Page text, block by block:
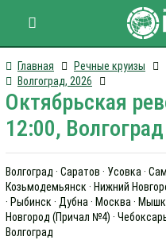
Главная Речные круизы
Волгоград, 2026
Октябрьская
12:00, Волгоград
Волгоград · Саратов · Усовка ·
Козьмодемьянск · Нижний
· Рыбинск · Дубна · Москва ·
Новгород (Причал №4) ·
Волгоград